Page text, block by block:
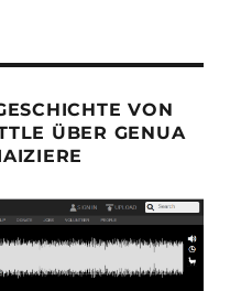
VON
ÜBER GENUA